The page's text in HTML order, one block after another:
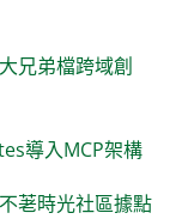
兄弟檔跨域創
導入MCP架構
荖時光社區據點